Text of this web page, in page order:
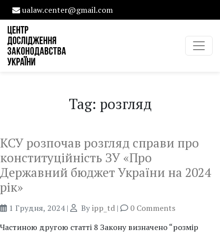
ualaw.center@gmail.com
Tag: розгляд
КСУ розпочав розгляд справи про
конституційність ЗУ «Про
Державний бюджет України на 2024
рік»
1 Грудня, 2024| Byipp_td |
0 Comments
Частиною другою статті 8 Закону визначено “розмір